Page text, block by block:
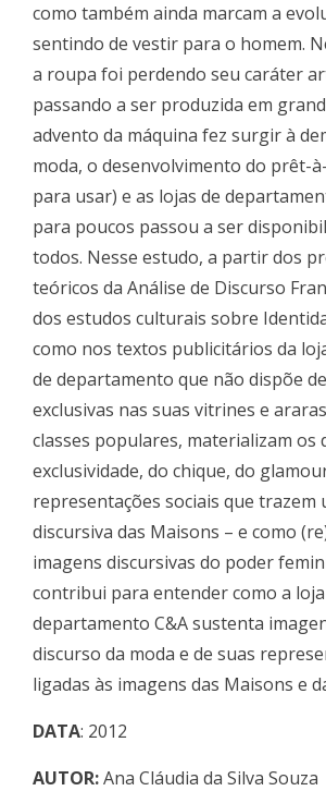
como também ainda marcam a
sentindo de vestir para o homem.
a roupa foi perdendo seu caráter
passando a ser produzida em
advento da máquina fez surgir à
moda, o desenvolvimento do prêt-
para usar) e as lojas de
para poucos passou a ser
todos. Nesse estudo, a partir dos
teóricos da Análise de Discurso
dos estudos culturais sobre
como nos textos publicitários da
de departamento que não dispõe
exclusivas nas suas vitrines e
classes populares, materializam os
exclusividade, do chique, do
representações sociais que trazem
discursiva das Maisons – e como
imagens discursivas do poder
contribui para entender como a
departamento C&A sustenta
discurso da moda e de suas
ligadas às imagens das Maisons e
DATA: 2012
AUTOR:Ana Cláudia da Silva Souza